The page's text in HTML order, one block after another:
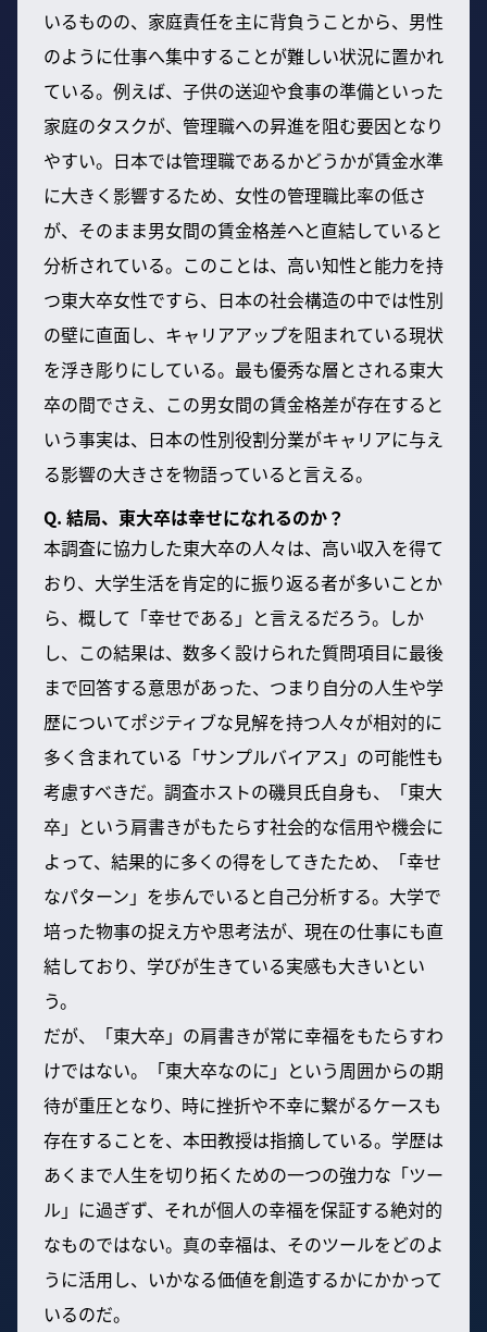
いるものの、家庭責任を主に背負うことから、男性
のように仕事へ集中することが難しい状況に置かれ
ている。例えば、子供の送迎や食事の準備といった
家庭のタスクが、管理職への昇進を阻む要因となり
やすい。日本では管理職であるかどうかが賃金水準
に大きく影響するため、女性の管理職比率の低さ
が、そのまま男女間の賃金格差へと直結していると
分析されている。このことは、高い知性と能力を持
つ東大卒女性ですら、日本の社会構造の中では性別
の壁に直面し、キャリアアップを阻まれている現状
を浮き彫りにしている。最も優秀な層とされる東大
卒の間でさえ、この男女間の賃金格差が存在すると
いう事実は、日本の性別役割分業がキャリアに与え
る影響の大きさを物語っていると言える。
Q. 結局、東大卒は幸せになれるのか？
本調査に協力した東大卒の人々は、高い収入を得て
おり、大学生活を肯定的に振り返る者が多いことか
ら、概して「幸せである」と言えるだろう。しか
し、この結果は、数多く設けられた質問項目に最後
まで回答する意思があった、つまり自分の人生や学
歴についてポジティブな見解を持つ人々が相対的に
多く含まれている「サンプルバイアス」の可能性も
考慮すべきだ。調査ホストの磯貝氏自身も、「東大
卒」という肩書きがもたらす社会的な信用や機会に
よって、結果的に多くの得をしてきたため、「幸せ
なパターン」を歩んでいると自己分析する。大学で
培った物事の捉え方や思考法が、現在の仕事にも直
結しており、学びが生きている実感も大きいとい
う。
だが、「東大卒」の肩書きが常に幸福をもたらすわ
けではない。「東大卒なのに」という周囲からの期
待が重圧となり、時に挫折や不幸に繋がるケースも
存在することを、本田教授は指摘している。学歴は
あくまで人生を切り拓くための一つの強力な「ツー
ル」に過ぎず、それが個人の幸福を保証する絶対的
なものではない。真の幸福は、そのツールをどのよ
うに活用し、いかなる価値を創造するかにかかって
いるのだ。